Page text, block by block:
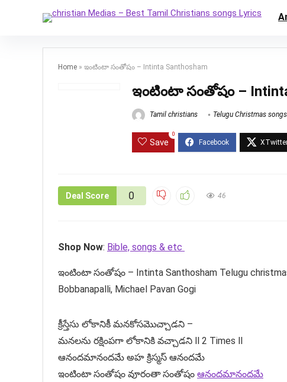
Home » ఇంటింటా సంతోషం – Intinta Santhosham
ఇంటింటా సంతోషం –
Tamil christians Telugu Christmas songs
Save
0
Deal Score 0 46
Shop Now: Bible, songs & etc
ఇంటింటా సంతోషం – Intinta Santhosham Telugu
Bobbanapalli, Michael Pavan Gogi
క్రీస్తేసు లోకానికీ మనకోసమొచ్చాడని –
మనలను రక్షింపగా లోకానికి వచ్చాడని ll 2 Times ll
ఆనందమానందమే అహ క్రిస్మస్ ఆనందమే
ఇంటింటా సంతోషం వూరంతా సంతోషం ఆనందమానందమే